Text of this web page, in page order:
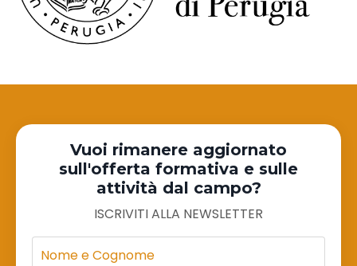
Vuoi rimanere aggiornato
sull'offerta formativa e sulle
attività dal campo?
ISCRIVITI ALLA NEWSLETTER